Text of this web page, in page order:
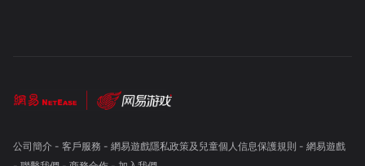
公司簡介- 客戶服務 - 網易遊戲隱私政策及兒童個人信息保護規則 - 網易遊戲